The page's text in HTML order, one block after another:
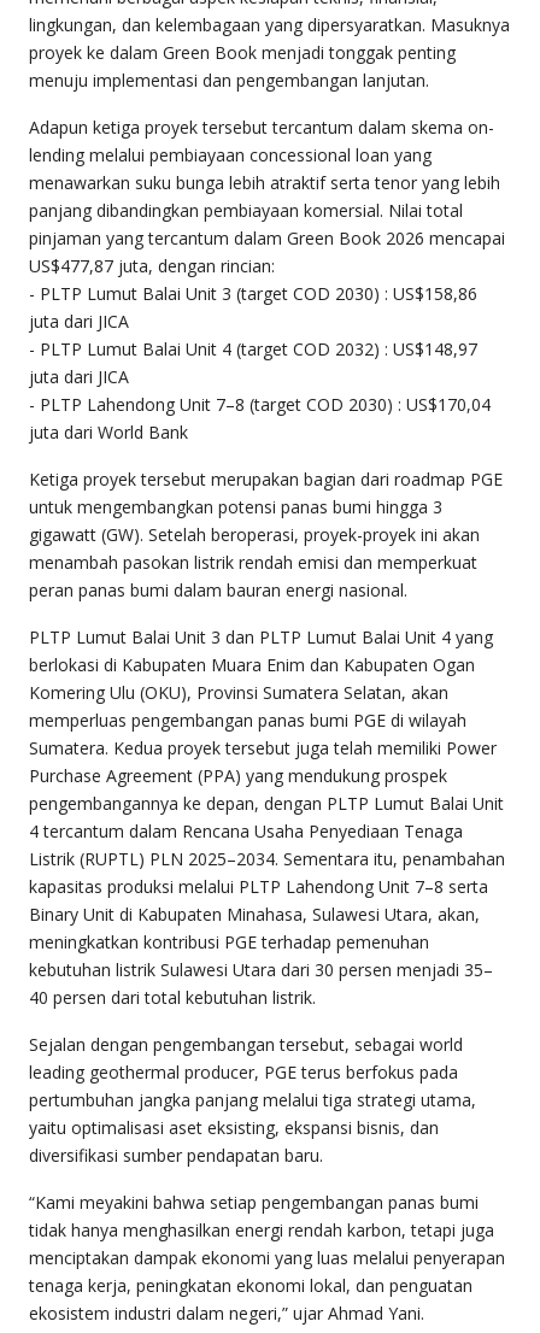
lingkungan, dan kelembagaan yang dipersyaratkan. Masuknya
proyek ke dalam Green Book menjadi tonggak penting
menuju implementasi dan pengembangan lanjutan.
Adapun ketiga proyek tersebut tercantum dalam skema on-
lending melalui pembiayaan concessional loan yang
menawarkan suku bunga lebih atraktif serta tenor yang lebih
panjang dibandingkan pembiayaan komersial. Nilai total
pinjaman yang tercantum dalam Green Book 2026 mencapai
US$477,87 juta, dengan rincian:
- PLTP Lumut Balai Unit 3 (target COD 2030) : US$158,86
juta dari JICA
- PLTP Lumut Balai Unit 4 (target COD 2032) : US$148,97
juta dari JICA
- PLTP Lahendong Unit 7–8 (target COD 2030) : US$170,04
juta dari World Bank
Ketiga proyek tersebut merupakan bagian dari roadmap PGE
untuk mengembangkan potensi panas bumi hingga 3
gigawatt (GW). Setelah beroperasi, proyek-proyek ini akan
menambah pasokan listrik rendah emisi dan memperkuat
peran panas bumi dalam bauran energi nasional.
PLTP Lumut Balai Unit 3 dan PLTP Lumut Balai Unit 4 yang
berlokasi di Kabupaten Muara Enim dan Kabupaten Ogan
Komering Ulu (OKU), Provinsi Sumatera Selatan, akan
memperluas pengembangan panas bumi PGE di wilayah
Sumatera. Kedua proyek tersebut juga telah memiliki Power
Purchase Agreement (PPA) yang mendukung prospek
pengembangannya ke depan, dengan PLTP Lumut Balai Unit
4 tercantum dalam Rencana Usaha Penyediaan Tenaga
Listrik (RUPTL) PLN 2025–2034. Sementara itu, penambahan
kapasitas produksi melalui PLTP Lahendong Unit 7–8 serta
Binary Unit di Kabupaten Minahasa, Sulawesi Utara, akan,
meningkatkan kontribusi PGE terhadap pemenuhan
kebutuhan listrik Sulawesi Utara dari 30 persen menjadi 35–
40 persen dari total kebutuhan listrik.
Sejalan dengan pengembangan tersebut, sebagai world
leading geothermal producer, PGE terus berfokus pada
pertumbuhan jangka panjang melalui tiga strategi utama,
yaitu optimalisasi aset eksisting, ekspansi bisnis, dan
diversifikasi sumber pendapatan baru.
“Kami meyakini bahwa setiap pengembangan panas bumi
tidak hanya menghasilkan energi rendah karbon, tetapi juga
menciptakan dampak ekonomi yang luas melalui penyerapan
tenaga kerja, peningkatan ekonomi lokal, dan penguatan
ekosistem industri dalam negeri,” ujar Ahmad Yani.